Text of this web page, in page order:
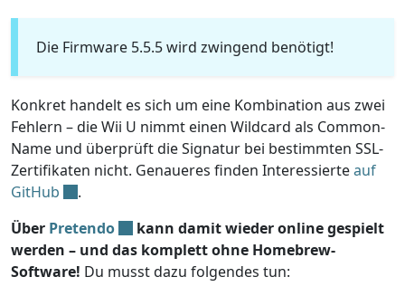
Die Firmware 5.5.5 wird zwingend benötigt!
Konkret handelt es sich um eine Kombination aus zwei
Fehlern – die Wii U nimmt einen Wildcard als Common-
Name und überprüft die Signatur bei bestimmten SSL-
Zertifikaten nicht. Genaueres finden Interessierteauf
GitHub
.
Über Pretendo
kann damit wieder online gespielt
werden – und das komplett ohne Homebrew-
Software! Du musst dazu folgendes tun: